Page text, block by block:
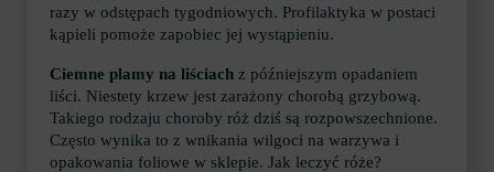
razy w odstępach tygodniowych. Profilaktyka w postaci
kąpieli pomoże zapobiec jej wystąpieniu.
Ciemne plamy na liściach z późniejszym opadaniem
liści. Niestety krzew jest zarażony chorobą grzybową.
Takiego rodzaju choroby róż dziś są rozpowszechnione.
Często wynika to z wnikania wilgoci na warzywa i
opakowania foliowe w sklepie. Jak leczyć róże?